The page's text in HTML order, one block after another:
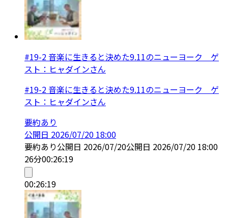
#19-2 音楽に生きると決めた9.11のニューヨーク ゲ
スト：ヒャダインさん
#19-2 音楽に生きると決めた9.11のニューヨーク ゲ
スト：ヒャダインさん
要約あり
公開日 2026/07/20 18:00
要約あり公開日 2026/07/20公開日 2026/07/20 18:00
26分00:26:19
00:26:19